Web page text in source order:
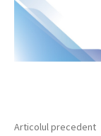
Articolul precedent